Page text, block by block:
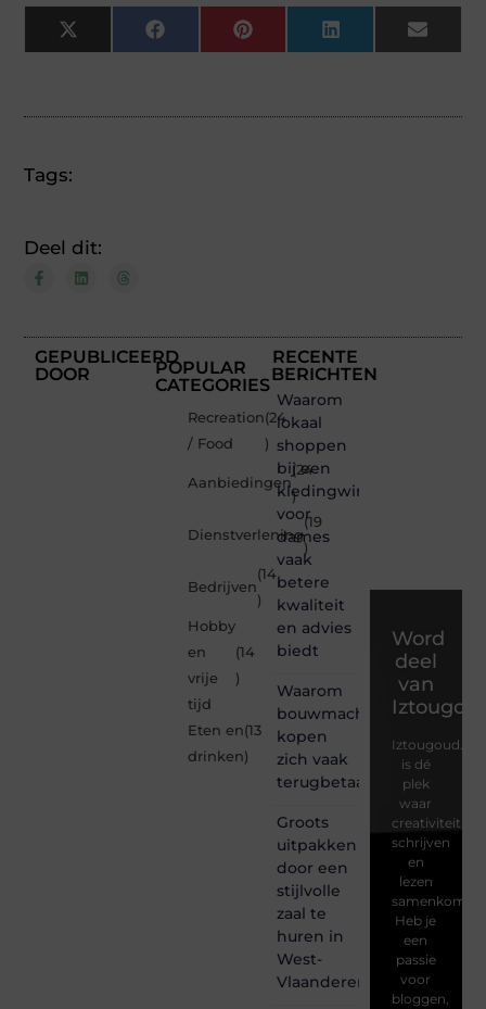
X
(Twitter)
FacebookPinterestLinkedInEmail
Tags:
Deel dit:
GEPUBLICEERD
DOOR
POPULAR
CATEGORIES
Recreation
/ Food
(24
)
Aanbiedingen
(24
)
Dienstverlening
(19
)
Bedrijven
(14
)
Hobby
en
vrije
tijd
(14
)
Eten en
drinken
(13
)
RECENTE
BERICHTEN
Waarom
lokaal
shoppen
bij een
kledingwinkel
voor
dames
vaak
betere
kwaliteit
en advies
biedt
Waarom
bouwmachines
kopen
zich vaak
terugbetaalt
Groots
uitpakken
door een
stijlvolle
zaal te
huren in
West-
Vlaanderen
Word
deel
van
Iztougoud.be
is dé
plek
waar
creativiteit,
schrijven
en
lezen
samenkomen.
Heb je
een
passie
voor
bloggen,